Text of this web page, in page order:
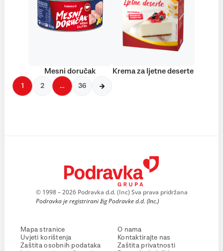
Mesni doručak Krema za ljetne deserte
1 2 … 36
© 1998 – 2026 Podravka d.d. (Inc) Sva prava pridržana
Podravka je registrirani žig Podravke d.d. (Inc.)
Mapa stranice
Uvjeti korištenja
Zaštita osobnih podataka
O nama
Kontaktirajte nas
Zaštita privatnosti